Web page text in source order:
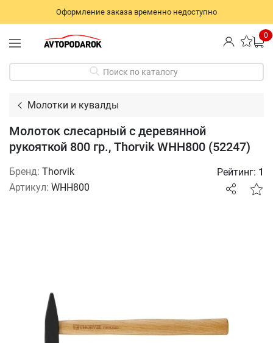
Оформление заказа временно недоступно
0
Поиск по каталогу
Молотки и кувалды
Молоток слесарный с деревянной
рукояткой 800 гр., Thorvik WHH800 (52247)
Бренд: Thorvik
Артикул: WHH800
Рейтинг: 1